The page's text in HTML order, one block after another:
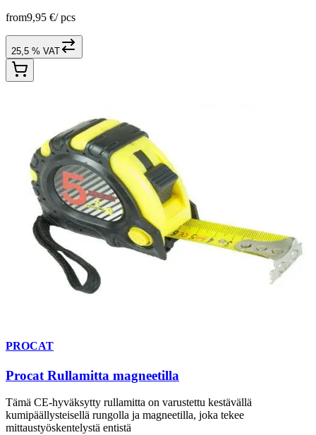
from9,95 €/ pcs
25,5 % VAT
PROCAT
Procat Rullamitta magneetilla
Tämä CE-hyväksytty rullamitta on varustettu kestävällä
kumipäällysteisellä rungolla ja magneetilla, joka tekee
mittaustyöskentelystä entistä